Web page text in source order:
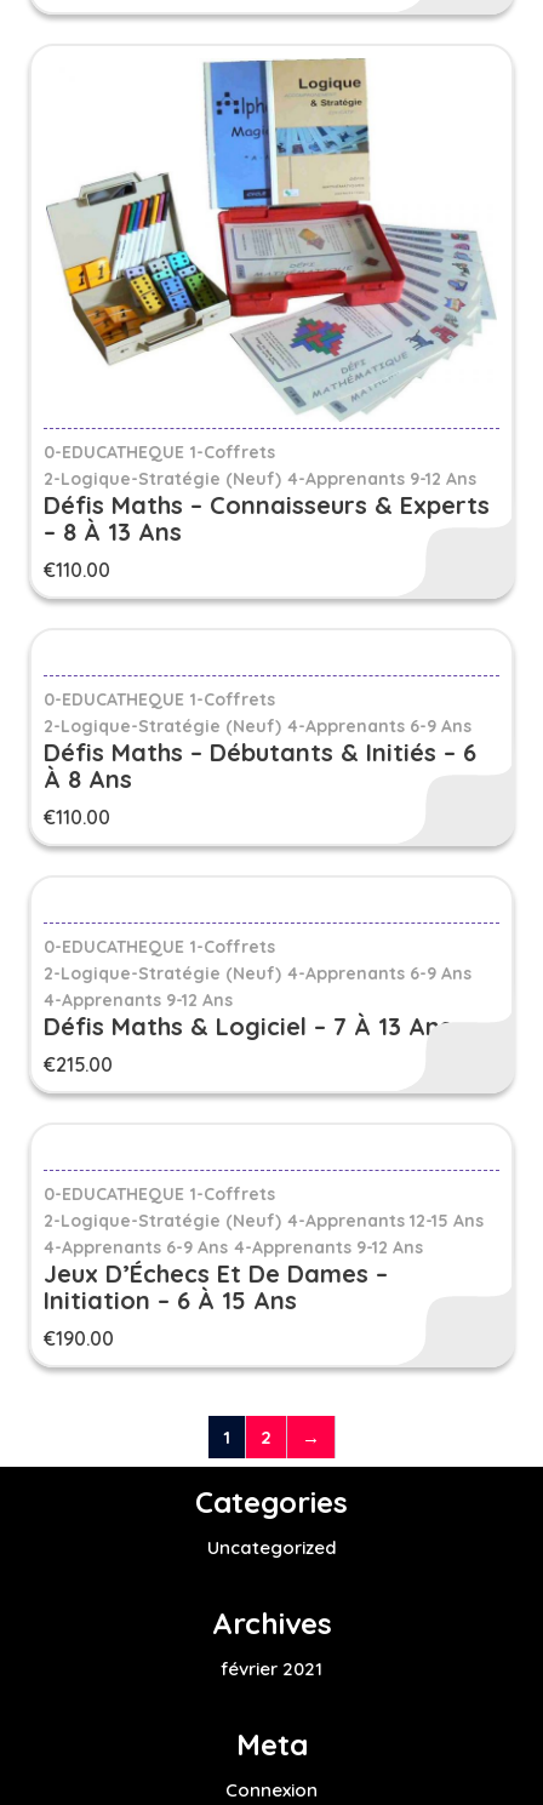
0-EDUCATHEQUE 1-Coffrets
2-Logique-Stratégie (Neuf) 4-Apprenants 9-12 Ans
Défis Maths – Connaisseurs & Experts
– 8 À 13 Ans
€110.00
0-EDUCATHEQUE 1-Coffrets
2-Logique-Stratégie (Neuf) 4-Apprenants 6-9 Ans
Défis Maths – Débutants & Initiés – 6
À 8 Ans
€110.00
0-EDUCATHEQUE 1-Coffrets
2-Logique-Stratégie (Neuf) 4-Apprenants 6-9 Ans
4-Apprenants 9-12 Ans
Défis Maths & Logiciel – 7 À 13 Ans
€215.00
0-EDUCATHEQUE 1-Coffrets
2-Logique-Stratégie (Neuf) 4-Apprenants 12-15 Ans
4-Apprenants 6-9 Ans 4-Apprenants 9-12 Ans
Jeux D’Échecs Et De Dames –
Initiation – 6 À 15 Ans
€190.00
1 2 →
Categories
Uncategorized
Archives
février 2021
Meta
Connexion